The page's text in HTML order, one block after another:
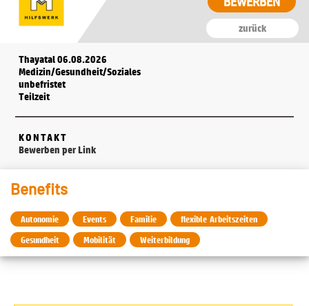
zurück
Thayatal 06.08.2026
Medizin/Gesundheit/Soziales
unbefristet
Teilzeit
KONTAKT
Bewerben per Link
Benefits
Autonomie Events Familie
flexible Arbeitszeiten
Gesundheit
Mobilität Weiterbildung